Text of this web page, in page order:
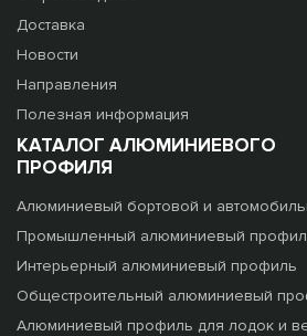
Доставка
Новости
Направления
Полезная информация
КАТАЛОГ АЛЮМИНИЕВОГО
ПРОФИЛЯ
Алюминиевый бортовой и
Промышленный алюминиевый
Интерьерный алюминиевый профиль
Общестроительный алюминиевый
Алюминиевый профиль для лодок и